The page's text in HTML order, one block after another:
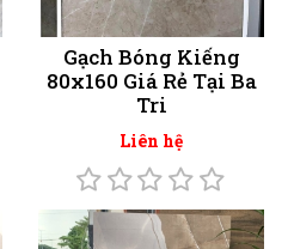
Gạch Bóng Kiếng
80x160 Giá Rẻ Tại Ba
Tri
Liên hệ